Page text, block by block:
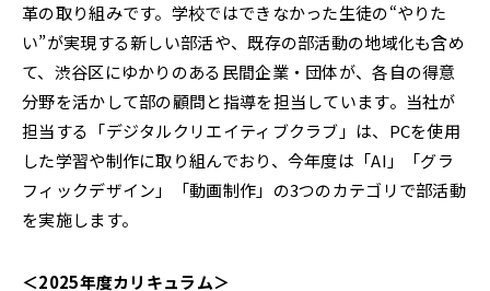
革の取り組みです。学校ではできなかった生徒の“やりた
い”が実現する新しい部活や、既存の部活動の地域化も含め
て、渋谷区にゆかりのある民間企業・団体が、各自の得意
分野を活かして部の顧問と指導を担当しています。当社が
担当する「デジタルクリエイティブクラブ」は、PCを使用
した学習や制作に取り組んでおり、今年度は「AI」「グラ
フィックデザイン」「動画制作」の3つのカテゴリで部活動
を実施します。
＜2025年度カリキュラム＞